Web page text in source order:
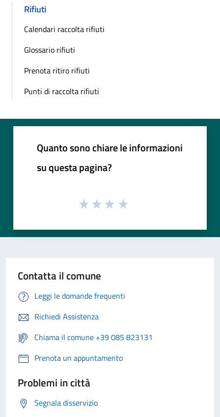
Rifiuti
Calendari raccolta rifiuti
Glossario rifiuti
Prenota ritiro rifiuti
Punti di raccolta rifiuti
Quanto sono chiare le informazioni
su questa pagina?
Contatta il comune
Leggi le domande frequenti
Richiedi Assistenza
Chiama il comune +39 085 823131
Prenota un appuntamento
Problemi in città
Segnala disservizio